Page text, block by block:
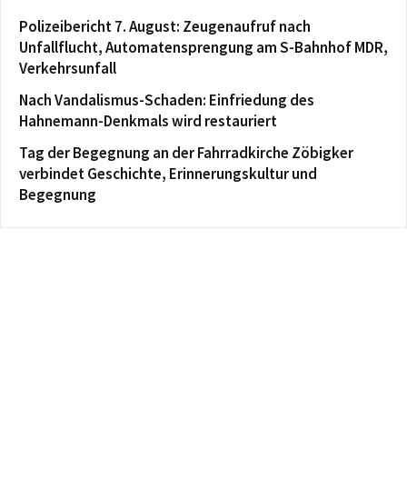
Polizeibericht 7. August: Zeugenaufruf nach
Unfallflucht, Automatensprengung am S-Bahnhof MDR,
Verkehrsunfall
Nach Vandalismus-Schaden: Einfriedung des
Hahnemann-Denkmals wird restauriert
Tag der Begegnung an der Fahrradkirche Zöbigker
verbindet Geschichte, Erinnerungskultur und
Begegnung